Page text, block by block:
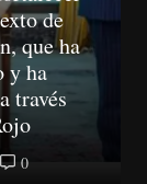
de
que ha
y ha
través
0